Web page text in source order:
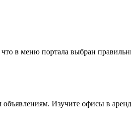
в меню портала выбран
Изучите офисы в